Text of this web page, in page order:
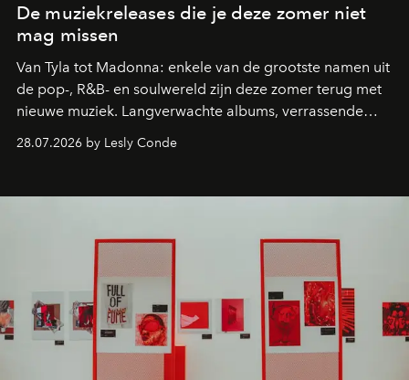
De muziekreleases die je deze zomer niet
mag missen
Van Tyla tot Madonna: enkele van de grootste namen uit
de pop-, R&B- en soulwereld zijn deze zomer terug met
nieuwe muziek. Langverwachte albums, verrassende
de releases die je niet mag missen.
28.07.2026 by Lesly Conde